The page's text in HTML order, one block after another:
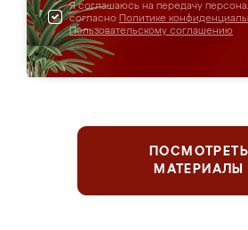
Я соглашаюсь на передачу
согласно Политике
Пользовательскому соглашению
ПОСМОТРЕТЬ
МАТЕРИАЛЫ